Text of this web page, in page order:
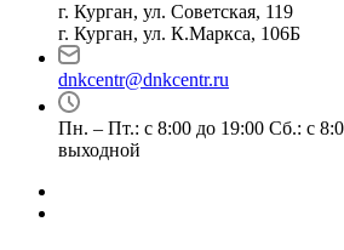
г. Курган, ул. Советская, 119
г. Курган, ул. К.Маркса, 106Б
dnkcentr@dnkcentr.ru
Пн. – Пт.: с 8:00 до 19:00 Сб.: с
выходной